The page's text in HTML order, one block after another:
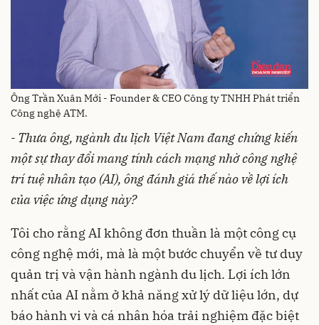
Ông Trần Xuân Mới - Founder & CEO Công ty TNHH Phát triển
Công nghệ ATM.
- Thưa ông, ngành du lịch Việt Nam đang chứng kiến
một sự thay đổi mang tính cách mạng nhờ công nghệ
trí tuệ nhân tạo (AI), ông đánh giá thế nào về lợi ích
của việc ứng dụng này?
Tôi cho rằng AI không đơn thuần là một công cụ
công nghệ mới, mà là một bước chuyển về tư duy
quản trị và vận hành ngành du lịch. Lợi ích lớn
nhất của AI nằm ở khả năng xử lý dữ liệu lớn, dự
báo hành vi và cá nhân hóa trải nghiệm đặc biệt